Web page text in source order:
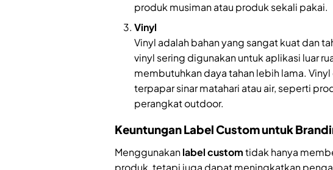
produk musiman atau produk sekali pakai.
Vinyl
Vinyl adalah bahan yang sangat kuat dan
vinyl sering digunakan untuk aplikasi luar
membutuhkan daya tahan lebih lama.
terpapar sinar matahari atau air, seperti
perangkat outdoor.
Keuntungan Label Custom untuk
Menggunakanlabel customtidak hanya
produk, tetapi juga dapat meningkatkan